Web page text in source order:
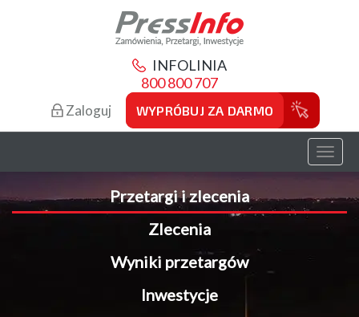
INFOLINIA
800 800 707
Zaloguj WYPRÓBUJ ZA DARMO
Toggle
Przetargi i zlecenia
Zlecenia
Wyniki przetargów
Inwestycje